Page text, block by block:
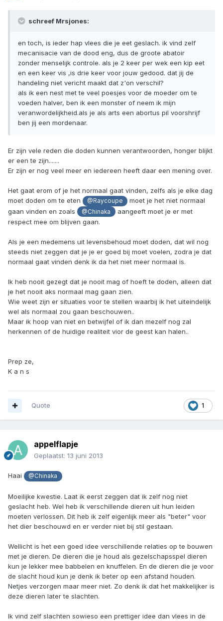
schreef Mrsjones:
en toch, is ieder hap vlees die je eet geslach. ik vind zelf
mecanisacie van de dood eng, dus de groote abatoir
zonder menselijk controle. als je 2 keer per wek een kip eet
en een keer vis ,is drie keer voor jouw gedood. dat jij de
handeling niet vericht maakt dat z'on verschil?
als ik een nest met te veel poesjes voor de moeder om te
voeden halver, ben ik een monster of neem ik mijn
veranwordelijkheid.als je als arts een abortus pil voorshrijf
ben jij een mordenaar.
Er zijn vele reden die doden kunnen verantwoorden, honger blijkt
er een te zijn.......
Er zijn er nog veel meer en iedereen heeft daar een mening over.
Het gaat erom of je het normaal gaat vinden, zelfs als je elke dag
moet doden om te eten
@Raycoupe
moet je het niet normaal
gaan vinden en zoals
@Chinaka
aangeeft moet je er met
respect mee om blijven gaan.
Als je een medemens uit levensbehoud moet doden, dat wil nog
steeds niet zeggen dat je je er goed bij moet voelen, zodra je dat
normaal gaat vinden denk ik da het niet meer normaal is.
Ik heb nooit gezegt dat je nooit mag of hoeft te doden, alleen dat
je het nooit aks normaal mag gaan zien.
Wie weet zijn er situaties voor te stellen waarbij ik het uiteindelijk
wel als normaal zou gaan beschouwen..
Maar ik hoop van niet en betwijfel of ik dan mezelf nog zal
herkennen of de huidige realiteit vior de geest kan halen..
Prep ze,
K a n s
1
Quote
appelflapje
Geplaatst: 13 juni 2013
Haai @Chinaka
Moeilijke kwestie. Laat ik eerst zeggen dat ik zelf nog niet
geslacht heb. Wel heb ik verschillende dieren uit hun leiden
moeten verlossen. Dit heb ik zelf eigenlijk meer als "beter" voor
het dier beschouwd en er verder niet bij stil gestaan.
Wellicht is het een goed idee verschillende relaties op te bouwen
met je dieren. De dieren die je houd als gezelschapsspel dieren
kun je lekker mee babbelen en knuffelen. En de dieren die je voor
de slacht houd kun je denk ik beter op een afstand houden.
Netjes verzorgen maar meer niet. Zo denk ik dat het makkelijker is
deze dieren later te slachten.
Ik vind zelf slachten sowieso een prettiger idee dan vlees in de